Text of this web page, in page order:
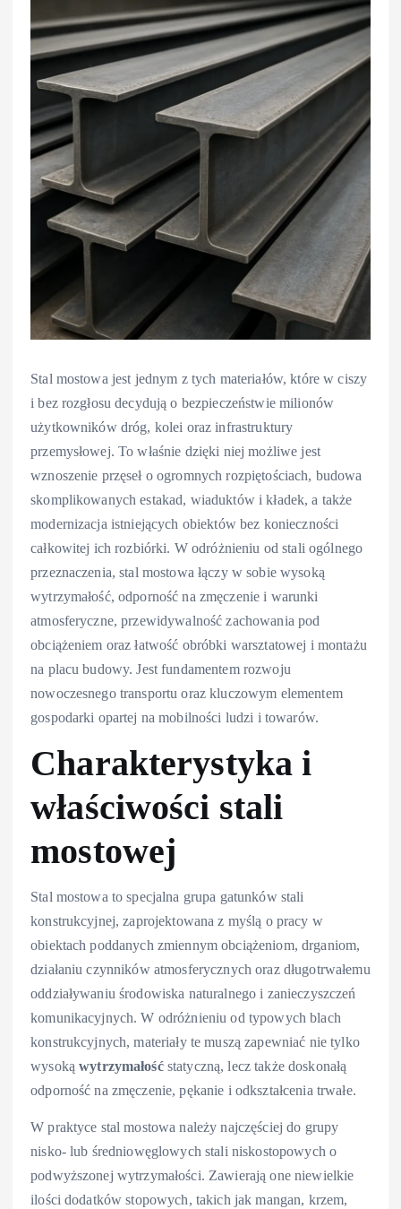
Stal mostowa jest jednym z tych materiałów, które w ciszy
i bez rozgłosu decydują o bezpieczeństwie milionów
użytkowników dróg, kolei oraz infrastruktury
przemysłowej. To właśnie dzięki niej możliwe jest
wznoszenie przęseł o ogromnych rozpiętościach, budowa
skomplikowanych estakad, wiaduktów i kładek, a także
modernizacja istniejących obiektów bez konieczności
całkowitej ich rozbiórki. W odróżnieniu od stali ogólnego
przeznaczenia, stal mostowa łączy w sobie wysoką
wytrzymałość, odporność na zmęczenie i warunki
atmosferyczne, przewidywalność zachowania pod
obciążeniem oraz łatwość obróbki warsztatowej i montażu
na placu budowy. Jest fundamentem rozwoju
nowoczesnego transportu oraz kluczowym elementem
gospodarki opartej na mobilności ludzi i towarów.
Charakterystyka i
właściwości stali
mostowej
Stal mostowa to specjalna grupa gatunków stali
konstrukcyjnej, zaprojektowana z myślą o pracy w
obiektach poddanych zmiennym obciążeniom, drganiom,
działaniu czynników atmosferycznych oraz długotrwałemu
oddziaływaniu środowiska naturalnego i zanieczyszczeń
komunikacyjnych. W odróżnieniu od typowych blach
konstrukcyjnych, materiały te muszą zapewniać nie tylko
wysokąwytrzymałośćstatyczną, lecz także doskonałą
odporność na zmęczenie, pękanie i odkształcenia trwałe.
W praktyce stal mostowa należy najczęściej do grupy
nisko- lub średniowęglowych stali niskostopowych o
podwyższonej wytrzymałości. Zawierają one niewielkie
ilości dodatków stopowych, takich jak mangan, krzem,